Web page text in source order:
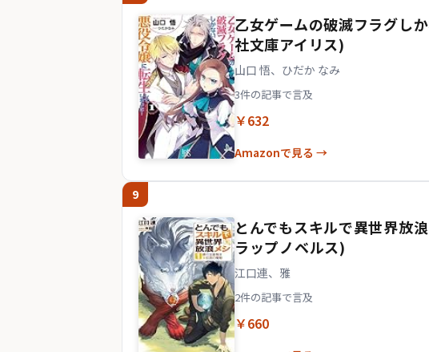
乙女ゲームの破滅フラグし
社文庫アイリス)
山口 悟、ひだか なみ
3件の記事で言及
￥632
Amazonで見る →
9
とんでもスキルで異世界
ラップノベルス)
江口連、雅
2件の記事で言及
￥660